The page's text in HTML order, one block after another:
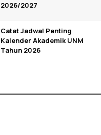
2026/2027
Catat Jadwal Penting
Kalender Akademik UNM
Tahun 2026